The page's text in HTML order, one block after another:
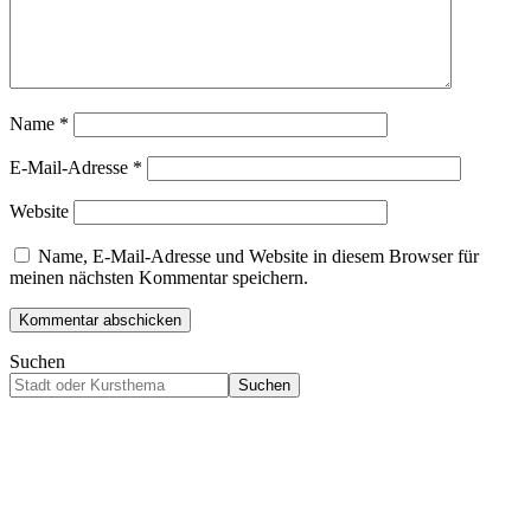
Name *
E-Mail-Adresse *
Website
Name, E-Mail-Adresse und Website in diesem Browser für
meinen nächsten Kommentar speichern.
Suchen
Suchen